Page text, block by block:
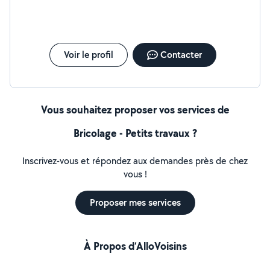
Voir le profil Contacter
Vous souhaitez proposer vos services de
Bricolage - Petits travaux ?
Inscrivez-vous et répondez aux demandes près de chez
vous !
Proposer mes services
À Propos d’AlloVoisins